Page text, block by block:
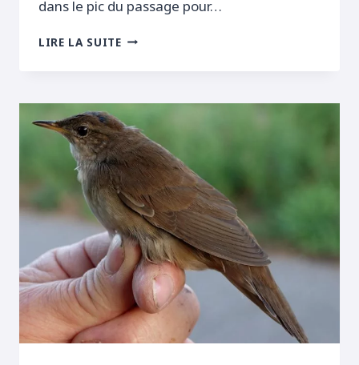
dans le pic du passage pour…
LIRE LA SUITEPASSAGE